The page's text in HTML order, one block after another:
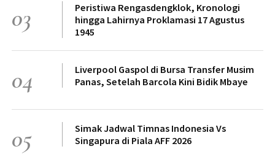
03
Peristiwa Rengasdengklok, Kronologi
hingga Lahirnya Proklamasi 17 Agustus
1945
04
Liverpool Gaspol di Bursa Transfer Musim
Panas, Setelah Barcola Kini Bidik Mbaye
05
Simak Jadwal Timnas Indonesia Vs
Singapura di Piala AFF 2026